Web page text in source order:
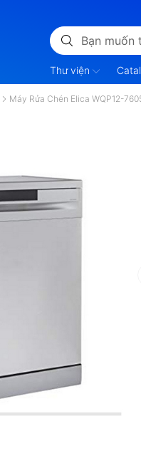
Bạn muốn
Thư viện
Máy Rửa Chén Elica WQP12-